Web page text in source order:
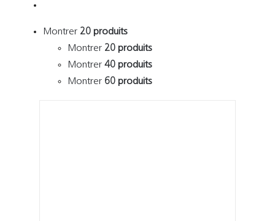
Montrer 20 produits
Montrer 20 produits
Montrer 40 produits
Montrer 60 produits